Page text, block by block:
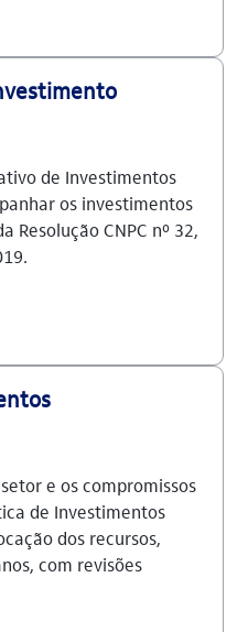
de Investimentos
os investimentos
Resolução CNPC nº 32,
e os compromissos
de Investimentos
dos recursos,
com revisões